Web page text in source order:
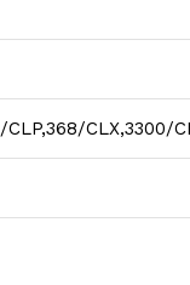
CLP,368/CLX,3300/